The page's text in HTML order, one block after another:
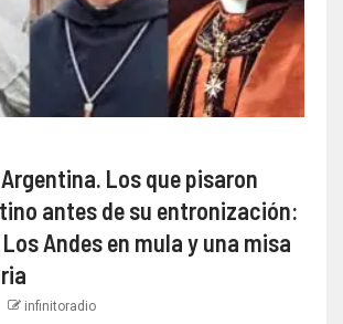
Los que pisaron
antes de su entronización:
Andes en mula y una misa
infinitoradio